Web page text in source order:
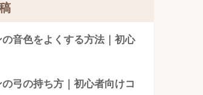
音色をよくする方法｜初心
弓の持ち方｜初心者向けコ